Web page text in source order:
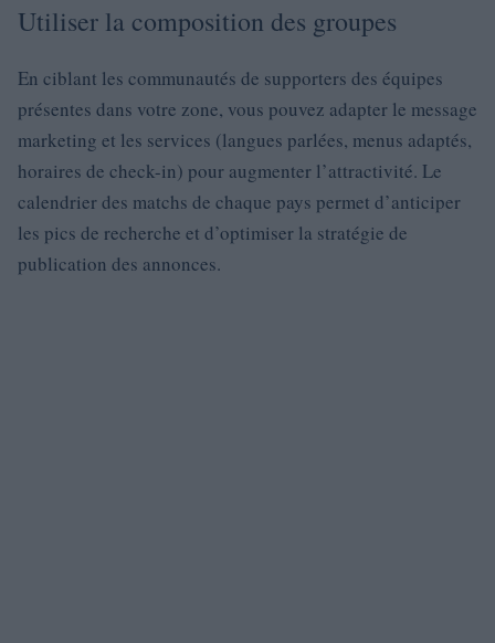
Utiliser la composition des groupes
En ciblant les communautés de supporters des équipes
présentes dans votre zone, vous pouvez adapter le message
marketing et les services (langues parlées, menus adaptés,
horaires de check-in) pour augmenter l’attractivité. Le
calendrier des matchs de chaque pays permet d’anticiper
les pics de recherche et d’optimiser la stratégie de
publication des annonces.